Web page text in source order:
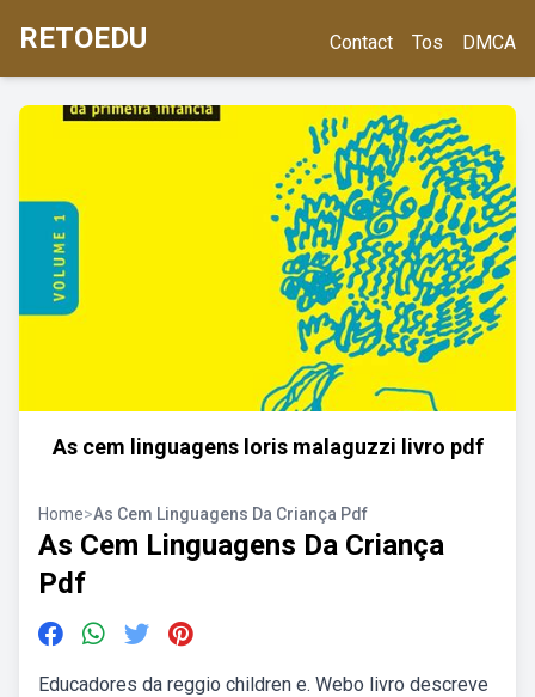
RETOEDU Contact Tos DMCA
As cem linguagens loris malaguzzi livro pdf
Home>As Cem Linguagens Da Criança Pdf
As Cem Linguagens Da Criança
Pdf
Educadores da reggio children e. Webo livro descreve